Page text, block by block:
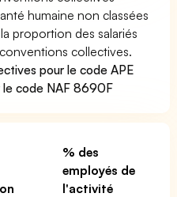
humaine non classées
proportion des salariés
collectives.
pour le code APE
le code NAF 8690F
% des
employés de
l'activité